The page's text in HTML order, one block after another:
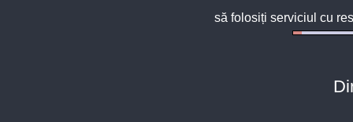
să folosiți serviciul cu